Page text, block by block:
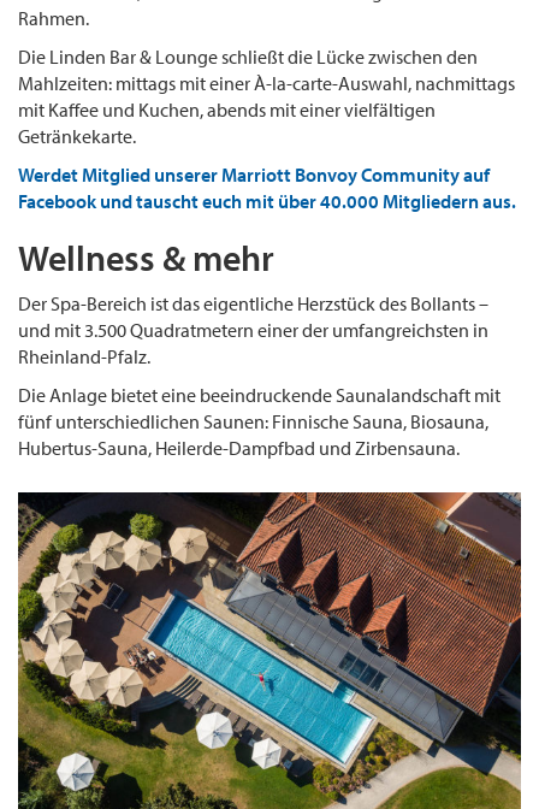
Rahmen.
Die Linden Bar & Lounge schließt die Lücke zwischen den
Mahlzeiten: mittags mit einer À-la-carte-Auswahl, nachmittags
mit Kaffee und Kuchen, abends mit einer vielfältigen
Getränkekarte.
Werdet Mitglied unserer Marriott Bonvoy Community auf
Facebook und tauscht euch mit über 40.000 Mitgliedern aus.
Wellness & mehr
Der Spa-Bereich ist das eigentliche Herzstück des Bollants –
und mit 3.500 Quadratmetern einer der umfangreichsten in
Rheinland-Pfalz.
Die Anlage bietet eine beeindruckende Saunalandschaft mit
fünf unterschiedlichen Saunen: Finnische Sauna, Biosauna,
Hubertus-Sauna, Heilerde-Dampfbad und Zirbensauna.